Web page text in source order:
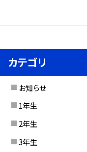
カテゴリ
お知らせ
1年生
2年生
3年生